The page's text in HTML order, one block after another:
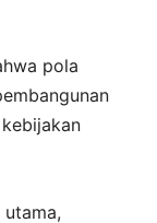
pola